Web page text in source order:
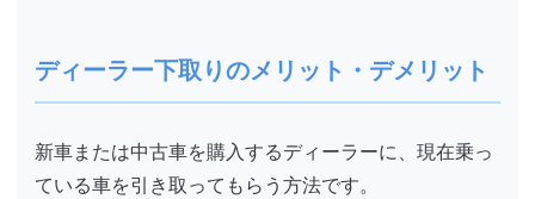
ディーラー下取りのメリット・デメリット
新車または中古車を購入するディーラーに、現在乗っ
ている車を引き取ってもらう方法です。